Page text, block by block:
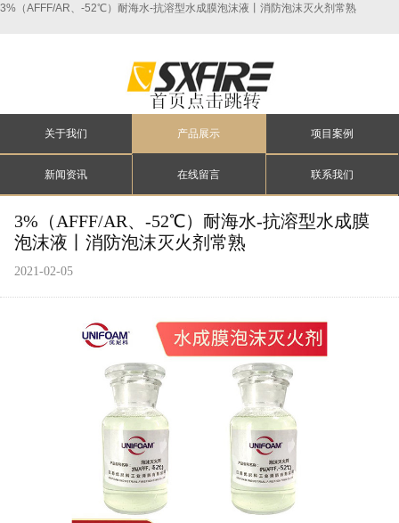
3%（AFFF/AR、-52℃）耐海水-抗溶型水成膜泡沫液丨消防泡沫灭火剂常熟
关于我们 产品展示 项目案例
新闻资讯 在线留言 联系我们
3%（AFFF/AR、-52℃）耐海水-抗溶型水成膜
泡沫液丨消防泡沫灭火剂常熟
2021-02-05